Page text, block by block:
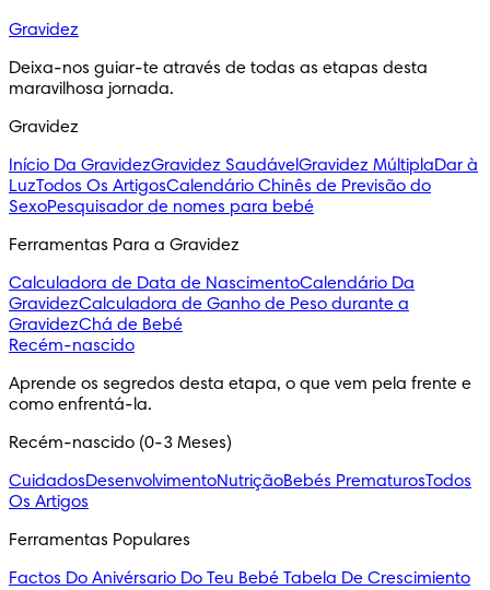
Gravidez
Deixa-nos guiar-te através de todas as etapas desta
maravilhosa jornada.
Gravidez
Início Da GravidezGravidez SaudávelGravidez MúltiplaDar à
LuzTodos Os ArtigosCalendário Chinês de Previsão do
SexoPesquisador de nomes para bebé
Ferramentas Para a Gravidez
Calculadora de Data de NascimentoCalendário Da
GravidezCalculadora de Ganho de Peso durante a
GravidezChá de Bebé
Recém-nascido
Aprende os segredos desta etapa, o que vem pela frente e
como enfrentá-la.
Recém-nascido (0-3 Meses)
CuidadosDesenvolvimentoNutriçãoBebés PrematurosTodos
Os Artigos
Ferramentas Populares
Factos Do Anivérsario Do Teu Bebé Tabela De Crescimiento